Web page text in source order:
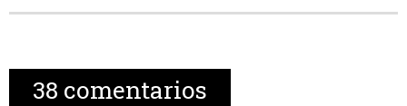
38 comentarios